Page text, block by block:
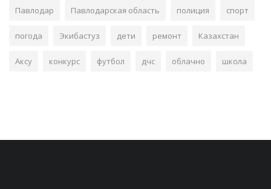
Павлодар Павлодарская область полиция спорт
погода Экибастуз дети ремонт Казахстан
Аксу конкурс футбол дчс облачно школа